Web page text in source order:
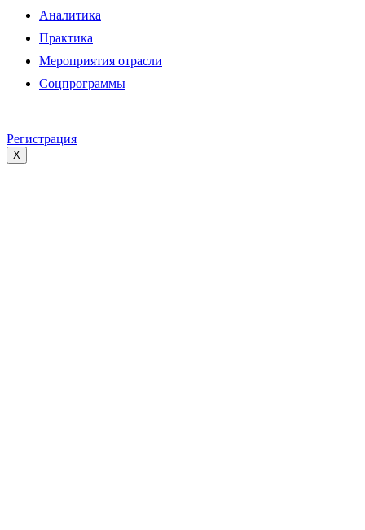
Аналитика
Практика
Мероприятия отрасли
Соцпрограммы
Регистрация
X